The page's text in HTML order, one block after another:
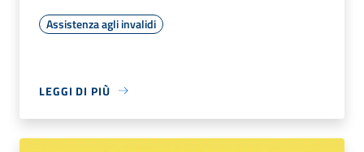
Assistenza agli invalidi
LEGGI DI PIÙ